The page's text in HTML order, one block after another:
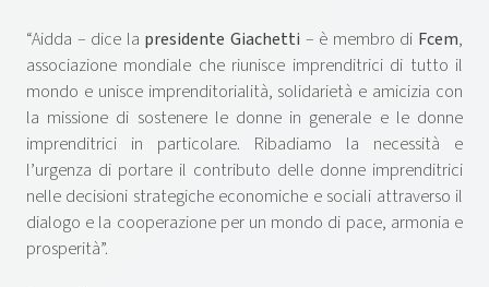
“Aidda – dice la presidente Giachetti – è membro di Fcem,
associazione mondiale che riunisce imprenditrici di tutto il
mondo e unisce imprenditorialità, solidarietà e amicizia con
la missione di sostenere le donne in generale e le donne
imprenditrici in particolare. Ribadiamo la necessità e
l’urgenza di portare il contributo delle donne imprenditrici
nelle decisioni strategiche economiche e sociali attraverso il
dialogo e la cooperazione per un mondo di pace, armonia e
prosperità”.